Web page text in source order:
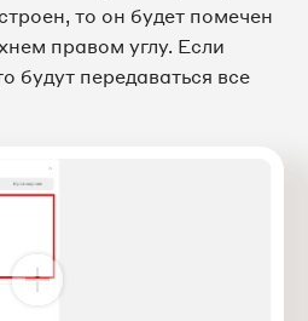
то он будет помечен
правом углу. Если
будут передаваться все